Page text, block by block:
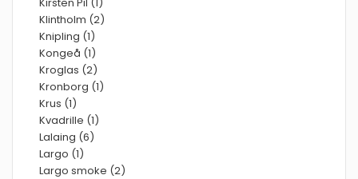
Klintholm (2)
Knipling (1)
Kongeå (1)
Kroglas (2)
Kronborg (1)
Krus (1)
Kvadrille (1)
Lalaing (6)
Largo (1)
Largo smoke (2)